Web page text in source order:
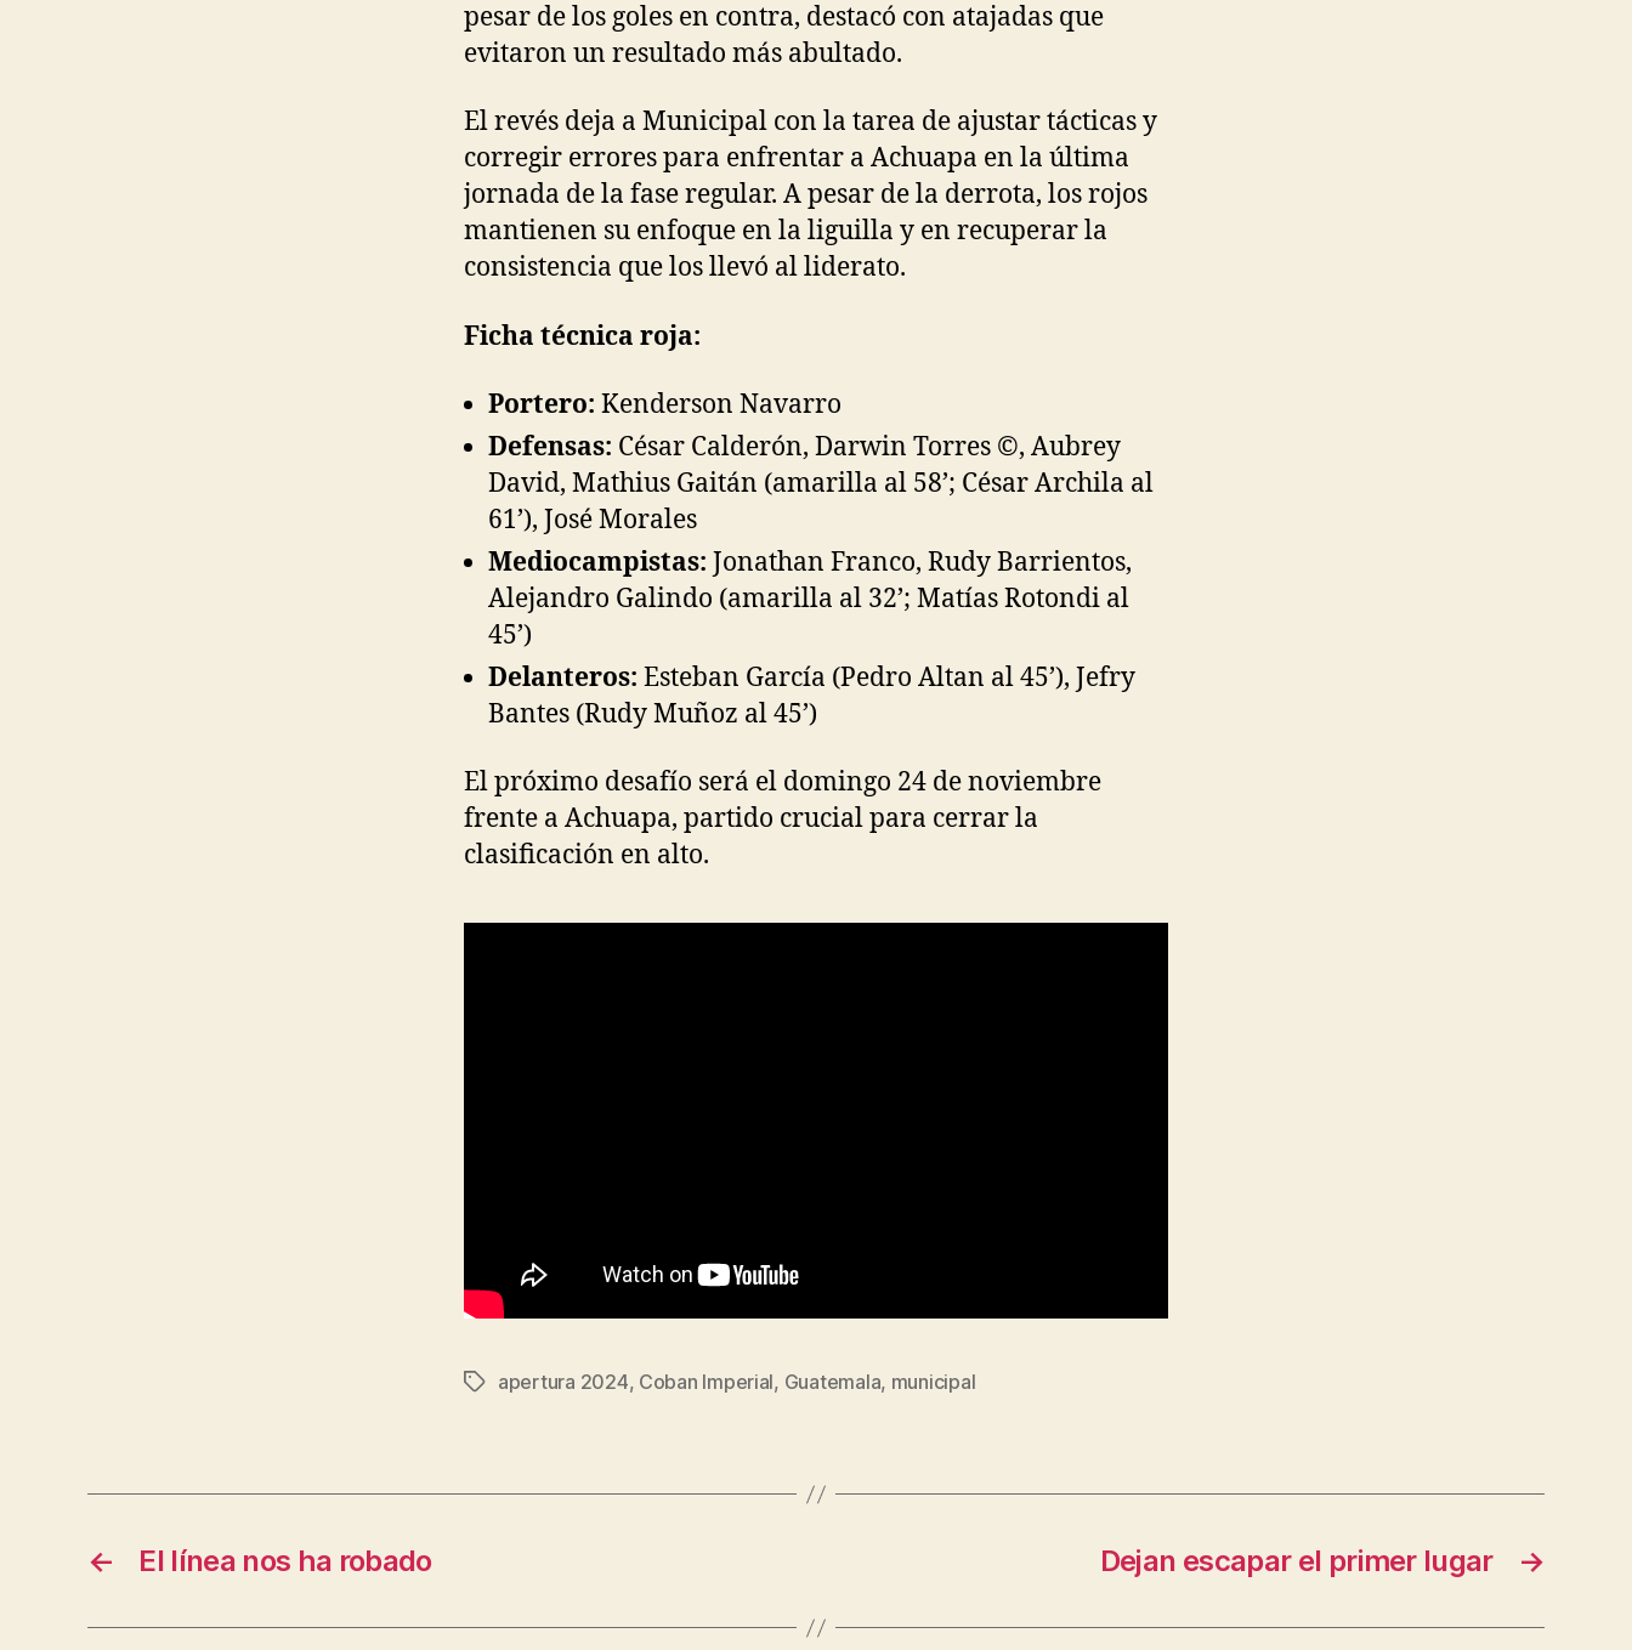
pesar de los goles en contra, destacó con atajadas que
evitaron un resultado más abultado.
El revés deja a Municipal con la tarea de ajustar tácticas y
corregir errores para enfrentar a Achuapa en la última
jornada de la fase regular. A pesar de la derrota, los rojos
mantienen su enfoque en la liguilla y en recuperar la
consistencia que los llevó al liderato.
Ficha técnica roja:
Portero: Kenderson Navarro
Defensas: César Calderón, Darwin Torres ©, Aubrey
David, Mathius Gaitán (amarilla al 58’; César Archila al
61’), José Morales
Mediocampistas: Jonathan Franco, Rudy Barrientos,
Alejandro Galindo (amarilla al 32’; Matías Rotondi al
45’)
Delanteros: Esteban García (Pedro Altan al 45’), Jefry
Bantes (Rudy Muñoz al 45’)
El próximo desafío será el domingo 24 de noviembre
frente a Achuapa, partido crucial para cerrar la
clasificación en alto.
Tagsapertura 2024, Coban Imperial, Guatemala, municipal
← El línea nos ha robado →
Dejan escapar el primer lugar